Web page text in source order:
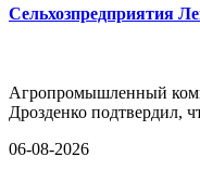
Сельхозпредприятия
Агропромышленный
Дрозденко подтвердил,
06-08-2026